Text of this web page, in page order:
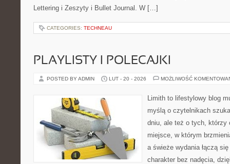
Lettering i Zeszyty i Bullet Journal. W […]
CATEGORIES: TECHNEAU
PLAYLISTY I POLECAJKI
POSTED BY ADMIN LUT - 20 - 2026 MOŻLIWOŚĆ
Limith to lifestylowy blog
myślą o czytelnikach
dniu, ale też o tych, którzy
miejsce, w którym
a świeże wydania łączą
charakter bez nadęcia,